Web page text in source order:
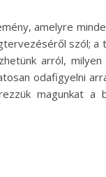
amelyre
szól;
arról,
odafigyelni
magunkat a